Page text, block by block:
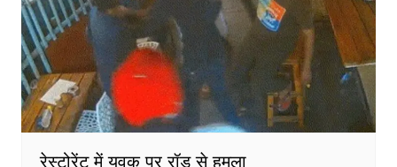
रेस्टोरेंट में युवक पर रॉड से हमला